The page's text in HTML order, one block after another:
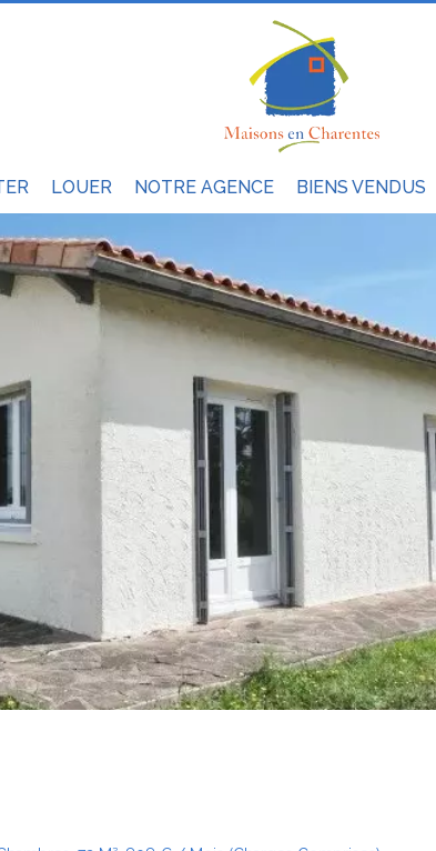
LOUER NOTRE AGENCE BIENS VENDUS